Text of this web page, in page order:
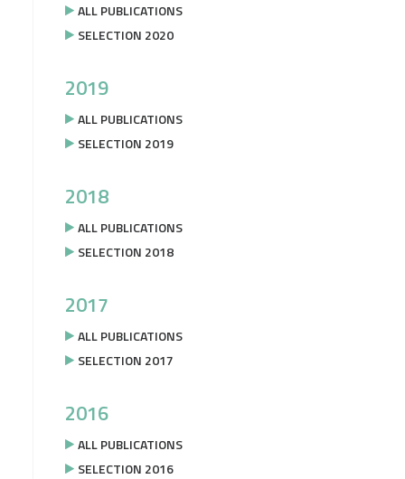
ALL PUBLICATIONS
SELECTION 2020
2019
ALL PUBLICATIONS
SELECTION 2019
2018
ALL PUBLICATIONS
SELECTION 2018
2017
ALL PUBLICATIONS
SELECTION 2017
2016
ALL PUBLICATIONS
SELECTION 2016